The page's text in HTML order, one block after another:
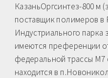
КазаньОргсинтез-800 м
поставщик полимеров в
Индустриального парка
имеются преференции
федеральной трассы М7
находится в